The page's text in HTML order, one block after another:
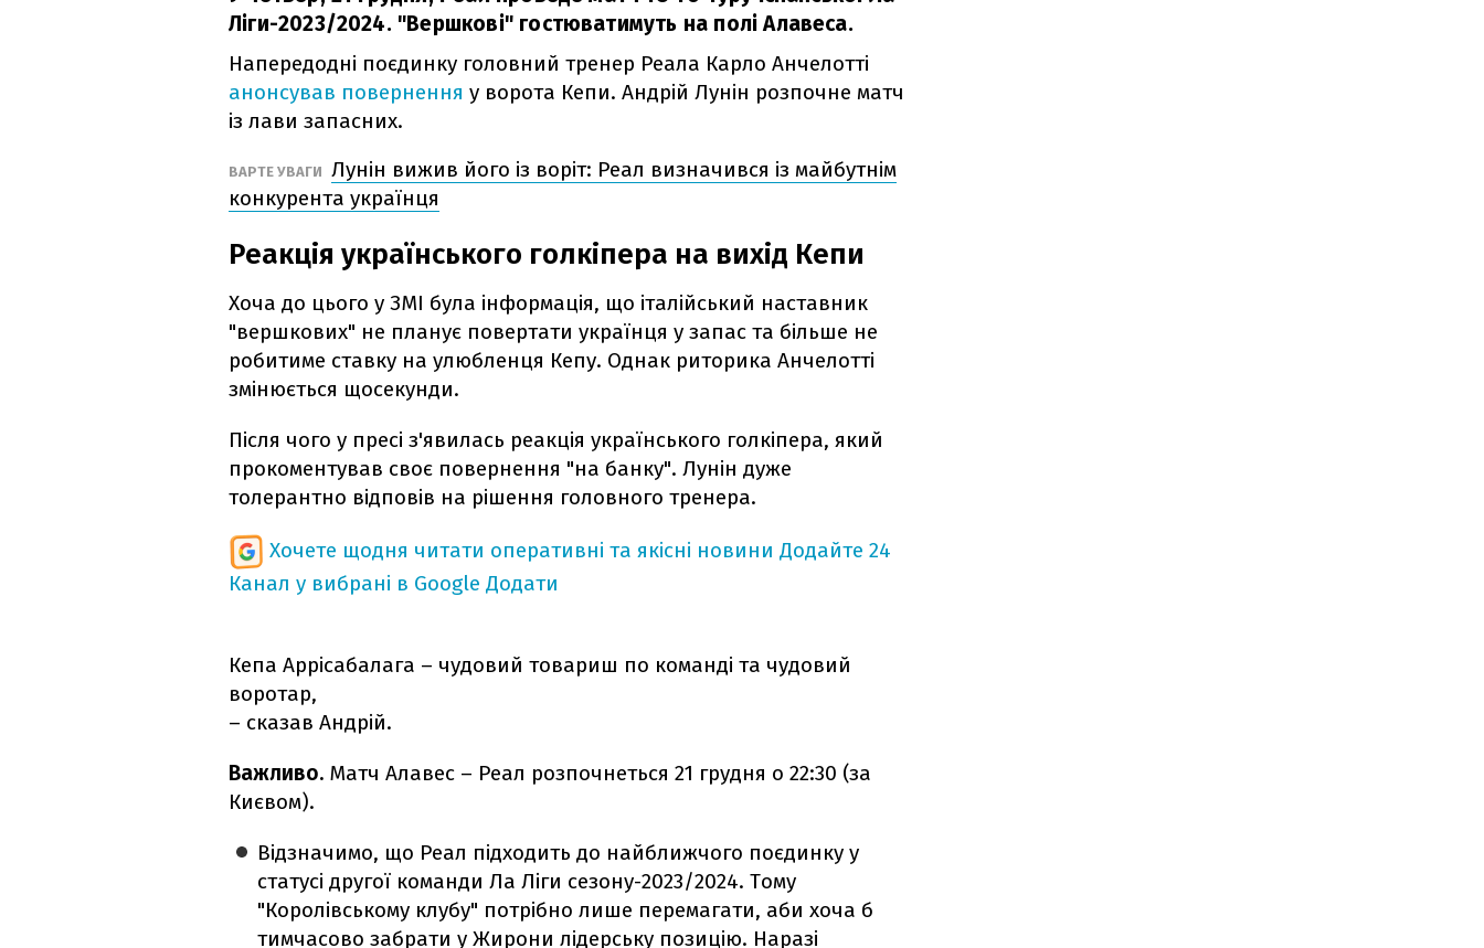
Ліги-2023/2024. "Вершкові" гостюватимуть на полі Алавеса.
Напередодні поєдинку головний тренер Реала Карло Анчелотті
анонсував повернення у ворота Кепи. Андрій Лунін розпочне матч
із лави запасних.
ВАРТЕ УВАГИ Лунін вижив його із воріт: Реал визначився із майбутнім
конкурента українця
Реакція українського голкіпера на вихід Кепи
Хоча до цього у ЗМІ була інформація, що італійський наставник
"вершкових" не планує повертати українця у запас та більше не
робитиме ставку на улюбленця Кепу. Однак риторика Анчелотті
змінюється щосекунди.
Після чого у пресі з'явилась реакція українського голкіпера, який
прокоментував своє повернення "на банку". Лунін дуже
толерантно відповів на рішення головного тренера.
Хочете щодня читати оперативні та якісні новини Додайте 24
Канал у вибрані в Google Додати
Кепа Аррісабалага – чудовий товариш по команді та чудовий
воротар,
– сказав Андрій.
Важливо. Матч Алавес – Реал розпочнеться 21 грудня о 22:30 (за
Києвом).
Відзначимо, що Реал підходить до найближчого поєдинку у
статусі другої команди Ла Ліги сезону-2023/2024. Тому
"Королівському клубу" потрібно лише перемагати, аби хоча б
тимчасово забрати у Жирони лідерську позицію. Наразі